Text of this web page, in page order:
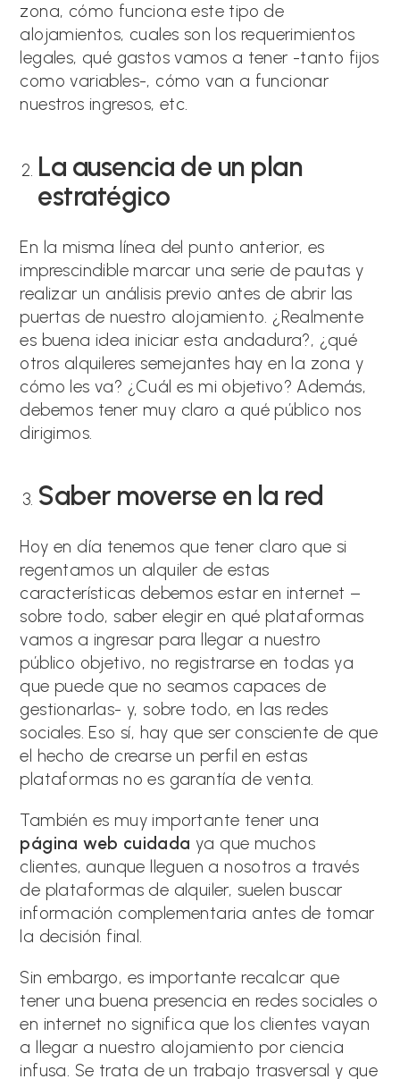
zona, cómo funciona este tipo de
alojamientos, cuales son los requerimientos
legales, qué gastos vamos a tener -tanto fijos
como variables-, cómo van a funcionar
nuestros ingresos, etc.
La ausencia de un plan
estratégico
En la misma línea del punto anterior, es
imprescindible marcar una serie de pautas y
realizar un análisis previo antes de abrir las
puertas de nuestro alojamiento. ¿Realmente
es buena idea iniciar esta andadura?, ¿qué
otros alquileres semejantes hay en la zona y
cómo les va? ¿Cuál es mi objetivo? Además,
debemos tener muy claro a qué público nos
dirigimos.
Saber moverse en la red
Hoy en día tenemos que tener claro que si
regentamos un alquiler de estas
características debemos estar en internet –
sobre todo, saber elegir en qué plataformas
vamos a ingresar para llegar a nuestro
público objetivo, no registrarse en todas ya
que puede que no seamos capaces de
gestionarlas- y, sobre todo, en las redes
sociales. Eso sí, hay que ser consciente de que
el hecho de crearse un perfil en estas
plataformas no es garantía de venta.
También es muy importante tener una
página web cuidada ya que muchos
clientes, aunque lleguen a nosotros a través
de plataformas de alquiler, suelen buscar
información complementaria antes de tomar
la decisión final.
Sin embargo, es importante recalcar que
tener una buena presencia en redes sociales o
en internet no significa que los clientes vayan
a llegar a nuestro alojamiento por ciencia
infusa. Se trata de un trabajo trasversal y que